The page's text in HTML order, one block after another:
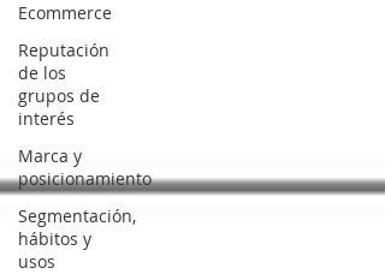
Ecommerce
Reputación
de los
grupos de
interés
Marca y
posicionamiento
Segmentación,
hábitos y
usos